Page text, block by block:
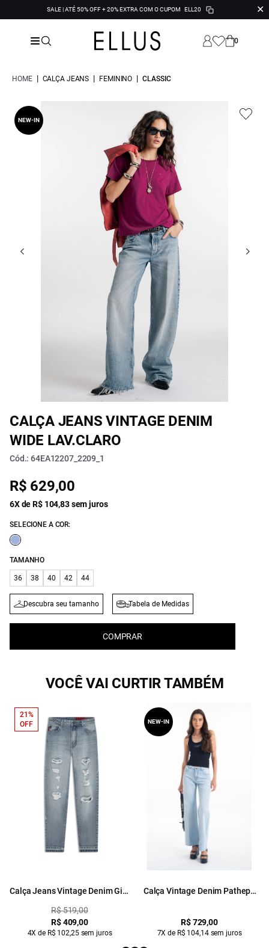
SALE | ATÉ 50% OFF + 20% EXTRA COM O CUPOM ELL20 ✕
0
HOME | CALÇA JEANS | FEMININO | CLASSIC
NEW-IN
CALÇA JEANS VINTAGE DENIM
WIDE LAV.CLARO
Cód.: 64EA12207_2209_1
R$ 629,00
6X de R$ 104,83 sem juros
SELECIONE A COR:
TAMANHO
36 38 40 42 44
Descubra seu tamanho Tabela de Medidas
COMPRAR
VOCÊ VAI CURTIR TAMBÉM
Calça Jeans Vintage Denim Gigi
C/Puidos
R$ 519,00
R$ 409,00
4X de R$ 102,25 sem juros
21%
OFF
Calça Vintage Denim Patheph
R$ 729,00
7X de R$ 104,14 sem juros
NEW-IN